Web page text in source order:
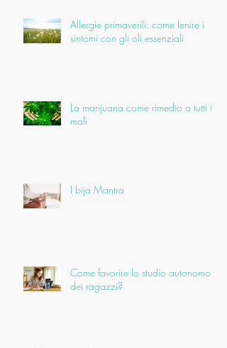
Allergie primaverili: come lenire i
sintomi con gli oli essenziali
La marijuana come rimedio a tutti i
mali
I bija Mantra
Come favorire lo studio autonomo
dei ragazzi?